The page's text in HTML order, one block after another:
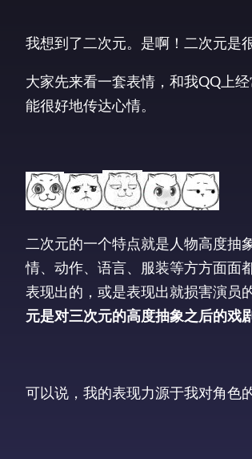
我想到了二次元。是啊！二次元是
大家先来看一套表情，和我QQ上
能很好地传达心情。
二次元的一个特点就是人物高度抽
情、动作、语言、服装等方方面面
表现出的，或是表现出就损害演员
元是对三次元的高度抽象之后的戏
可以说，我的表现力源于我对角色